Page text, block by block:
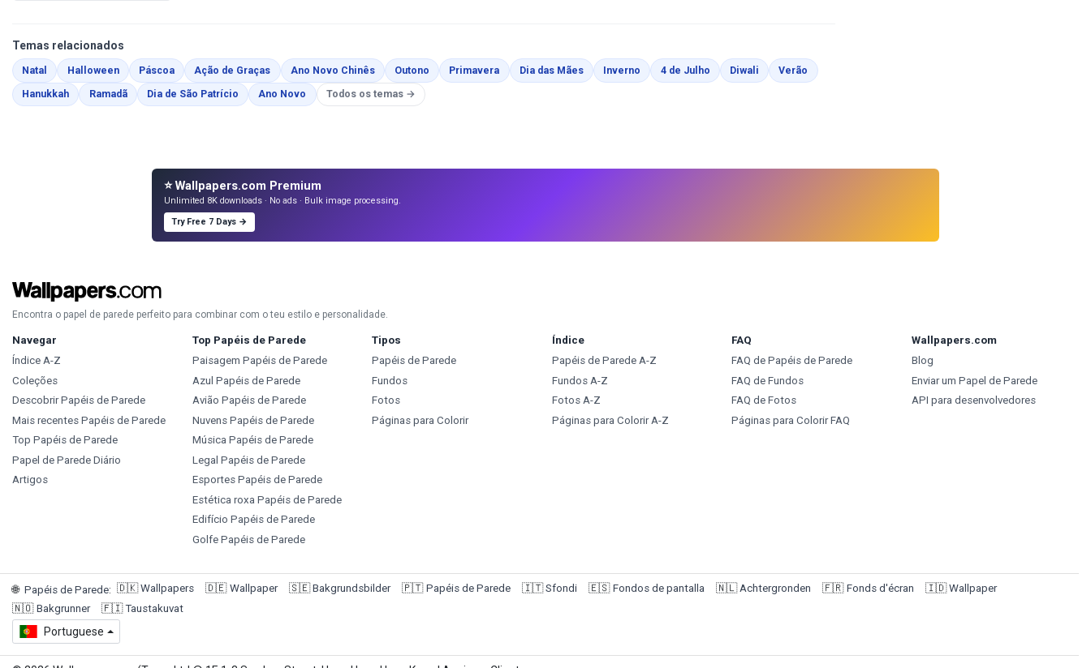
Temas relacionados
Natal Páginas para Colorir
HalloweenPáginas para Colorir
PáscoaPáginas para Colorir
Ação de GraçasPáginas para Colorir
Ano Novo ChinêsPáginas para Colorir
Outono Páginas para Colorir
PrimaveraPáginas para Colorir
Dia das MãesPáginas para Colorir
Inverno Páginas para Colorir
4 de JulhoPáginas para Colorir
DiwaliPáginas para Colorir
Verão Páginas para Colorir
HanukkahPáginas para Colorir
RamadãPáginas para Colorir
Dia de São PatrícioPáginas para Colorir
Ano Novo Páginas para Colorir
Todos os temas →
⭐ Wallpapers.com Premium
Unlimited 8K downloads · No ads · Bulk image processing.
Try Free 7 Days →
Encontra o papel de parede perfeito para combinar com o teu estilo e personalidade.
Navegar
Índice A-Z
Coleções
Descobrir Papéis de Parede
Mais recentes Papéis de Parede
Top Papéis de Parede
Papel de Parede Diário
Artigos
Top Papéis de Parede
Paisagem Papéis de Parede
Azul Papéis de Parede
Avião Papéis de Parede
Nuvens Papéis de Parede
Música Papéis de Parede
Legal Papéis de Parede
Esportes Papéis de Parede
Estética roxa Papéis de Parede
Edifício Papéis de Parede
Golfe Papéis de Parede
Tipos
Papéis de Parede
Fundos
Fotos
Páginas para Colorir
Índice
Papéis de Parede A-Z
Fundos A-Z
Fotos A-Z
Páginas para Colorir A-Z
FAQ
FAQ de Papéis de Parede
FAQ de Fundos
FAQ de Fotos
Páginas para Colorir FAQ
Wallpapers.com
Blog
Enviar um Papel de Parede
API para desenvolvedores
🌐 Papéis de Parede: 🇩🇰 Wallpapers 🇩🇪 Wallpaper 🇸🇪 Bakgrundsbilder 🇵🇹 Papéis de Parede 🇮🇹 Sfondi 🇪🇸 Fondos de pantalla 🇳🇱 Achtergronden 🇫🇷 Fonds d'écran 🇮🇩 Wallpaper
🇳🇴 Bakgrunner 🇫🇮 Taustakuvat
Portuguese